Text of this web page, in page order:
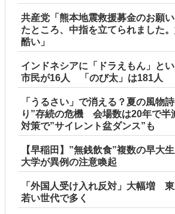
共産党「熊本地震救援募金のお願
たところ、中指を立てられました
酷い」
インドネシアに「ドラえもん」と
市民が16人 「のび太」は181人
「うるさい」で消える？夏の風物
り”存続の危機 会場数は20年で
対策で”サイレント盆ダンス”も
【早稲田】”無銭飲食”複数の早大
大学が異例の注意喚起
「外国人受け入れ反対」大幅増 東
若い世代で多く